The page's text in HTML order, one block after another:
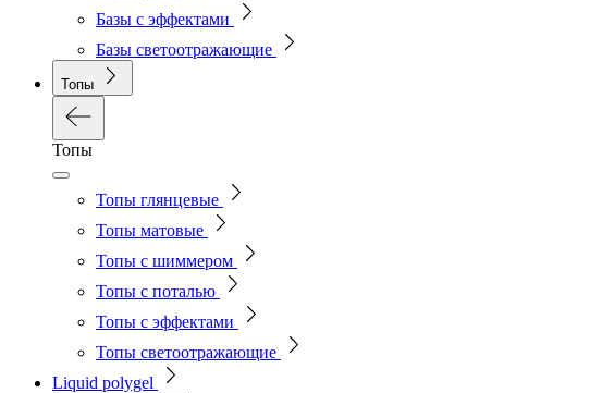
Базы с эффектами
Базы светоотражающие
Топы
Топы
Топы глянцевые
Топы матовые
Топы с шиммером
Топы с поталью
Топы с эффектами
Топы светоотражающие
Liquid polygel